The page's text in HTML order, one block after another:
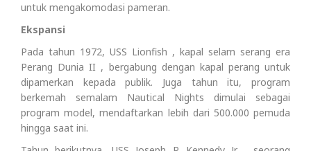
untuk mengakomodasi pameran.
Ekspansi
Pada tahun 1972, USS Lionfish , kapal selam serang era
Perang Dunia II , bergabung dengan kapal perang untuk
dipamerkan kepada publik. Juga tahun itu, program
berkemah semalam Nautical Nights dimulai sebagai
program model, mendaftarkan lebih dari 500.000 pemuda
hingga saat ini.